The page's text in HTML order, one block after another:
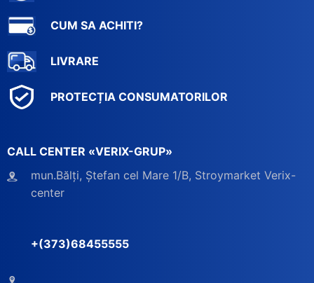
CALL CENTER «VERIX-GRUP»
mun.Bălți, Ștefan cel Mare 1/B, Stroymarket Verix-
center
+(373)68455555
CUM SA ACHITI?
LIVRARE
PROTECȚIA CONSUMATORILOR